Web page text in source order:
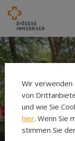
Wir verwenden
von
und wie Sie
hier. Wenn Sie
stimmen Sie